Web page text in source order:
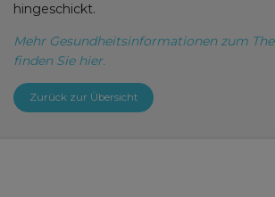
Zurück zur Übersicht
hingeschickt.
Mehr Gesundheitsinformationen zum
finden Sie hier.